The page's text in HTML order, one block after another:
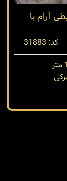
آرام با
کد: 31883